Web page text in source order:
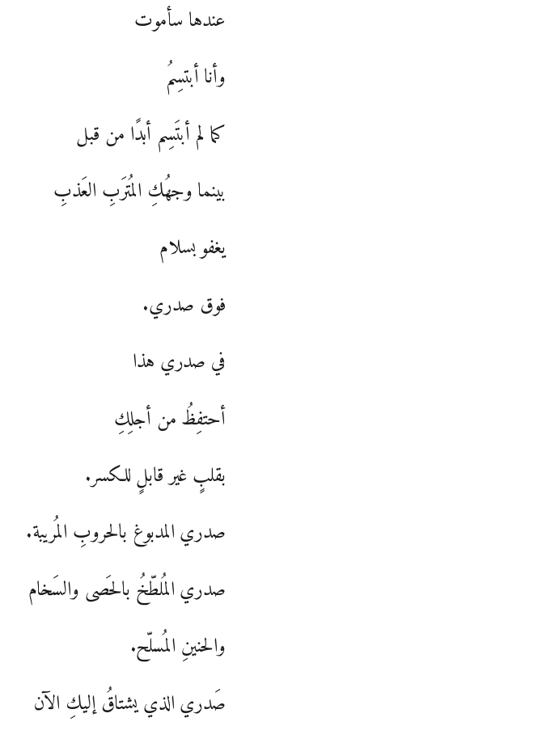
عندها سأموت
وأنا أبتسِمُ
كما لم أبتَسِم أبدًا من قبل
بينما وجهُكِ المُترَبِ العَذبِ
يغفو بسلام
فوق صدري.
في صدري هذا
أحتفِظُ من أجلِكِ
بقلبٍ غير قابلٍ للكسر.
صدري المدبوغ بالحروبِ المُريبة.
صدري المُلطّخُ بالحَصى والسَخام
والحنينِ المُسلّح.
صَدري الذي يشتاقُ إليكِ الآن